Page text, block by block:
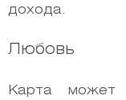
дохода.
Любовь
Карта может